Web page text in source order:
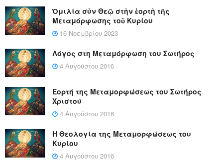
Ὁμιλία σὺν Θεῷ στὴν ἑορτὴ τῆς
Μεταμόρφωσης τοῦ Κυρίου
16 Νοεμβρίου 2023
Λόγος στη Μεταμόρφωση του Σωτήρος
4 Αυγούστου 2016
Εορτή της Μεταμορφώσεως του Σωτήρος
Χριστού
4 Αυγούστου 2016
Η Θεολογία της Μεταμορφώσεως του
Κυρίου
4 Αυγούστου 2016